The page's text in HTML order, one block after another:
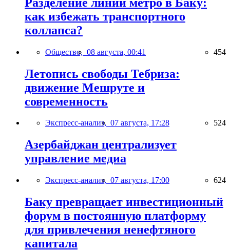
как избежать транспортного
коллапса?
Общество, 08 августа, 00:41 454
Летопись свободы Тебриза:
движение Мешруте и
современность
Экспресс-анализ, 07 августа, 17:28 524
Азербайджан централизует
управление медиа
Экспресс-анализ, 07 августа, 17:00 624
Баку превращает инвестиционный
форум в постоянную платформу
для привлечения ненефтяного
капитала